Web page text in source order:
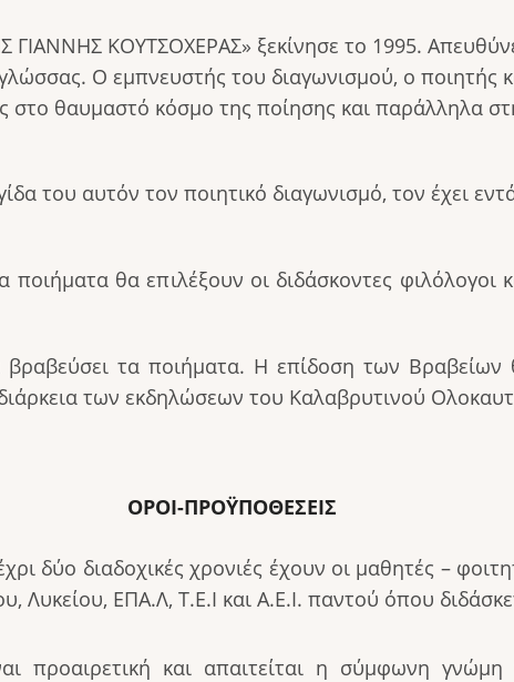
ΚΟΥΤΣΟΧΕΡΑΣ» ξεκίνησε το 1995.
Ο εμπνευστής του διαγωνισμού, ο ποιητής
θαυμαστό κόσμο της ποίησης και παράλληλα
του αυτόν τον ποιητικό διαγωνισμό, τον έχει
ποιήματα θα επιλέξουν οι διδάσκοντες
βραβεύσει τα ποιήματα. Η επίδοση των Βραβείων
των εκδηλώσεων του Καλαβρυτινού
ΟΡΟΙ-ΠΡΟΫΠΟΘΕΣΕΙΣ
δύο διαδοχικές χρονιές έχουν οι μαθητές –
Λυκείου, ΕΠΑ.Λ, Τ.Ε.Ι και Α.Ε.Ι. παντού όπου
προαιρετική και απαιτείται η σύμφωνη